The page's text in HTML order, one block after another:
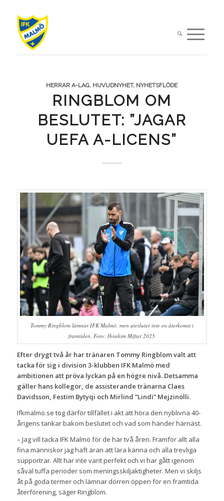
HERRAR A-LAG, HUVUDNYHET, NYHETSFLÖDE
RINGBLOM OM
BESLUTET: ”JAGAR
UEFA A-LICENS”
Tommy Ringblom lämnar IFK Malmö, men utesluter inte en återkomst i
framtiden. Foto: Ibrahim Miftar 2025
Efter drygt två år har tränaren Tommy Ringblom valt att
tacka för sig i division 3-klubben IFK Malmö med
ambitionen att pröva lyckan på en högre nivå. Detsamma
gäller hans kollegor, de assisterande tränarna Claes
Davidsson, Festim Bytyqi och Mirlind ”Lindi” Mejzinolli.
Ifkmalmo.se tog därför tillfället i akt att höra den nyblivna 40-
årigens tankar bakom beslutet och vad som händer härnäst.
– Jag vill tacka IFK Malmö för de här två åren. Framför allt alla
fina människor jag haft äran att lära känna och alla trevliga
supportrar. Allt har inte varit perfekt och vi har gått igenom
såväl tuffa perioder som meningsskiljaktigheter. Men vi skiljs
åt på goda termer och lämnar dörren öppen för en framtida
återförening, säger Ringblom.